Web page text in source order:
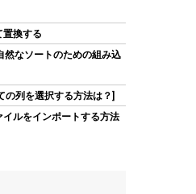
4TB NAS用
置換する
然なソートのための組み込
の列を選択する方法は？]
ルをインポートする方法